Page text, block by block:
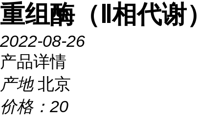
重组酶（Ⅱ相代谢）
2022-08-26
产品详情
产地 北京
价格： 20